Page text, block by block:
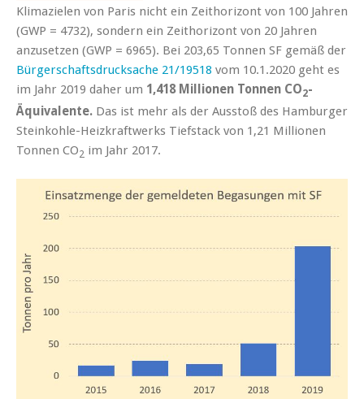
Klimazielen von Paris nicht ein Zeithorizont von 100 Jahren
(GWP = 4732), sondern ein Zeithorizont von 20 Jahren
anzusetzen (GWP = 6965). Bei 203,65 Tonnen SF gemäß der
Bürgerschaftsdrucksache 21/19518 vom 10.1.2020 geht es
im Jahr 2019 daher um 1,418 Millionen Tonnen CO2-
Äquivalente. Das ist mehr als der Ausstoß des Hamburger
Steinkohle-Heizkraftwerks Tiefstack von 1,21 Millionen
Tonnen CO2 im Jahr 2017.